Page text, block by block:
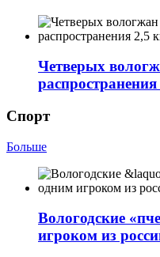
Четверых
Спорт
Больше
Вологодские
игроком из